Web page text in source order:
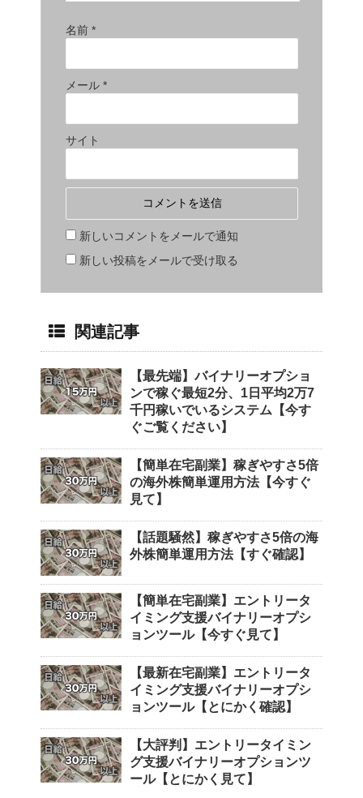
名前 *
メール *
サイト
新しいコメントをメールで通知
新しい投稿をメールで受け取る
関連記事
【最先端】バイナリーオプショ
ンで稼ぐ最短2分、1日平均2万7
千円稼いでいるシステム【今す
ぐご覧ください】
【簡単在宅副業】稼ぎやすさ5倍
の海外株簡単運用方法【今すぐ
見て】
【話題騒然】稼ぎやすさ5倍の海
外株簡単運用方法【すぐ確認】
【簡単在宅副業】エントリータ
イミング支援バイナリーオプシ
ョンツール【今すぐ見て】
【最新在宅副業】エントリータ
イミング支援バイナリーオプシ
ョンツール【とにかく確認】
【大評判】エントリータイミン
グ支援バイナリーオプションツ
ール【とにかく見て】